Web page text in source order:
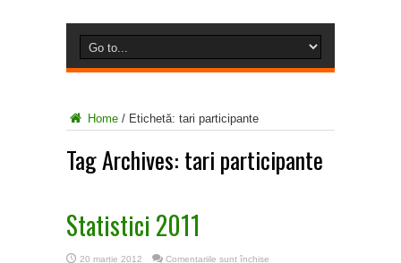
Home / Etichetă: tari participante
Tag Archives: tari participante
Statistici 2011
20 martie 2012 Comentariile sunt închise